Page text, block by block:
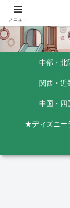
中部・北
関西・近
中国・四
★ディズニー
メニュー